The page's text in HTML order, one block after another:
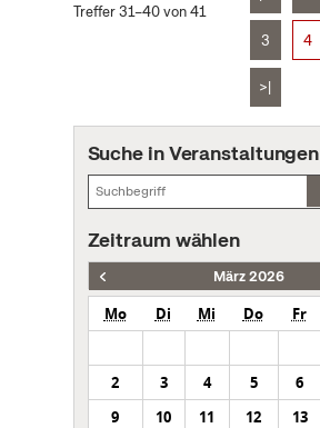
Treffer 31–40 von 41
3 4
>|
Suche in Veranstaltungen
Zeitraum wählen
März 2026
Mo Di Mi Do Fr
2
3 4 5 6
9
10 11 12 13